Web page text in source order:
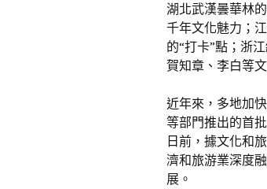
湖北武漢曇華林
千年文化魅力；
的“打卡”點；浙
賀知章、李白等
近年來，多地加
等部門推出的首
日前，據文化和
濟和旅游業深度
展。